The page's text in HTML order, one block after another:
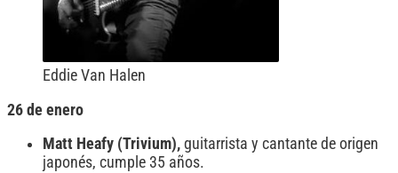
Eddie Van Halen
26 de enero
Matt Heafy (Trivium), guitarrista y cantante de origen
japonés, cumple 35 años.